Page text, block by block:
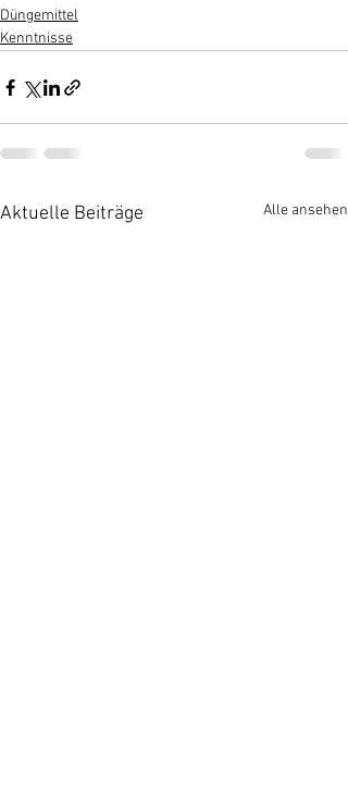
Düngemittel
Kenntnisse
Aktuelle Beiträge Alle ansehen